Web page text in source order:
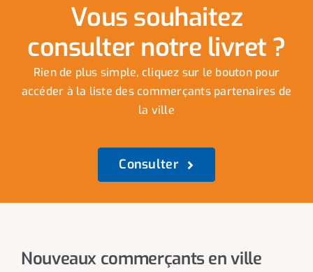
Vous souhaitez
consulter notre livret ?
Rien de plus simple, cliquez sur le bouton pour
accéder à la liste des commerçants partenaires de
la ville
Consulter
Nouveaux commerçants en ville